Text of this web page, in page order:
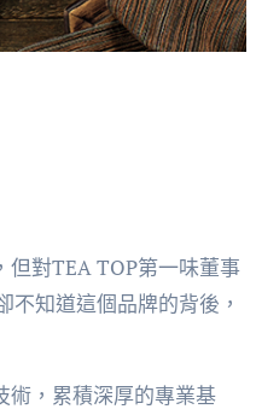
對TEA TOP第一味董事
知道這個品牌的背後，
術，累積深厚的專業基